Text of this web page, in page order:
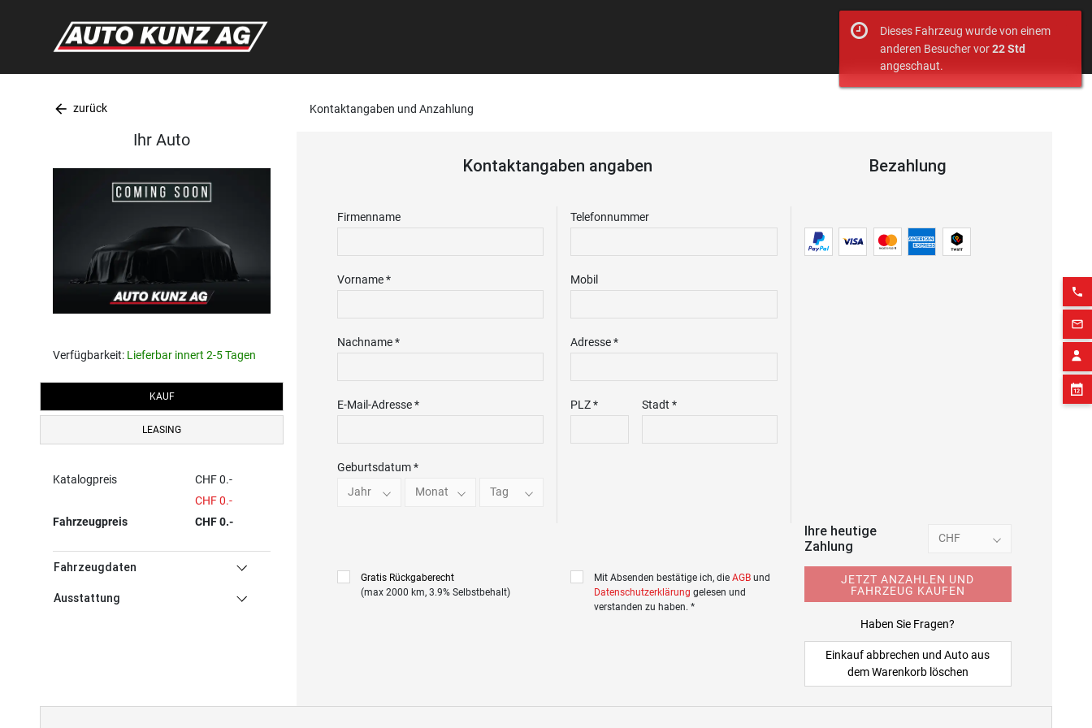
phone
mail_outline
arrow_back zurück
Ihr Auto
Verfügbarkeit: Lieferbar innert 2-5 Tagen
KAUF
LEASING
Katalogpreis
CHF 0.-
CHF 0.-
Fahrzeugpreis
CHF 0.-
Fahrzeugdaten
Ausstattung
Kontaktangaben und Anzahlung
Kontaktangaben angaben
Firmenname
Vorname *
Nachname *
E-Mail-Adresse *
Geburtsdatum *
Jahr
Monat Tag
Telefonnummer
Mobil
Adresse *
PLZ * Stadt *
Bezahlung
Ihre heutige
Zahlung
CHF
Gratis Rückgaberecht
(max 2000 km, 3.9% Selbstbehalt)
Mit Absenden bestätige ich, dieAGB und
Datenschutzerklärung gelesen und
verstanden zu haben. *
JETZT ANZAHLEN UND
FAHRZEUG KAUFEN
Haben Sie Fragen?
Einkauf abbrechen und Auto aus
dem Warenkorb löschen
Dieses Fahrzeug wurde von einem
anderen Besucher vor22 Std
angeschaut.